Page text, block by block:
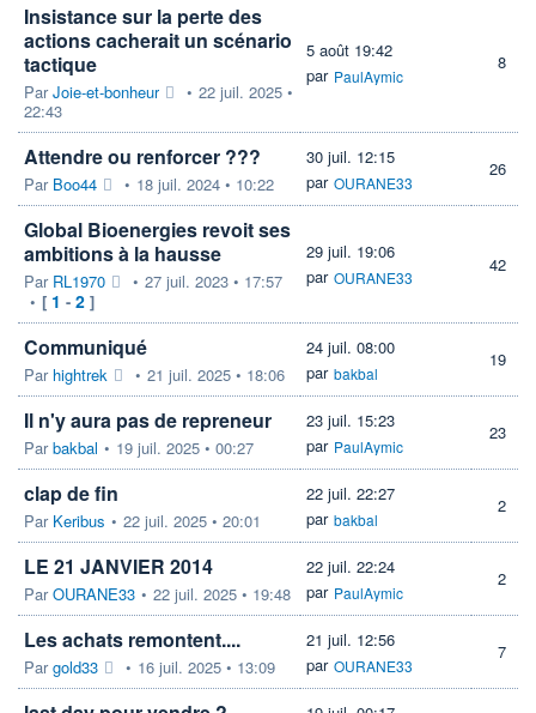
Insistance sur la perte des
actions cacherait un scénario
tactique
ParJoie-et-bonheur • 22 juil. 2025 •
22:43
5 août 19:42
par PaulAymic
8
Attendre ou renforcer ???
Par Boo44 • 18 juil. 2024 • 10:22
30 juil. 12:15
par OURANE33
26
Global Bioenergies revoit ses
ambitions à la hausse
Par RL1970 • 27 juil. 2023 • 17:57
• [ 1 - 2 ]
29 juil. 19:06
par OURANE33
42
Communiqué
Par hightrek • 21 juil. 2025 • 18:06
24 juil. 08:00
par bakbal
19
Il n'y aura pas de repreneur
Parbakbal • 19 juil. 2025 • 00:27
23 juil. 15:23
par PaulAymic
23
clap de fin
Par Keribus • 22 juil. 2025 • 20:01
22 juil. 22:27
par bakbal
2
LE 21 JANVIER 2014
ParOURANE33 • 22 juil. 2025 • 19:48
22 juil. 22:24
par PaulAymic
2
Les achats remontent....
Pargold33 • 16 juil. 2025 • 13:09
21 juil. 12:56
par OURANE33
7